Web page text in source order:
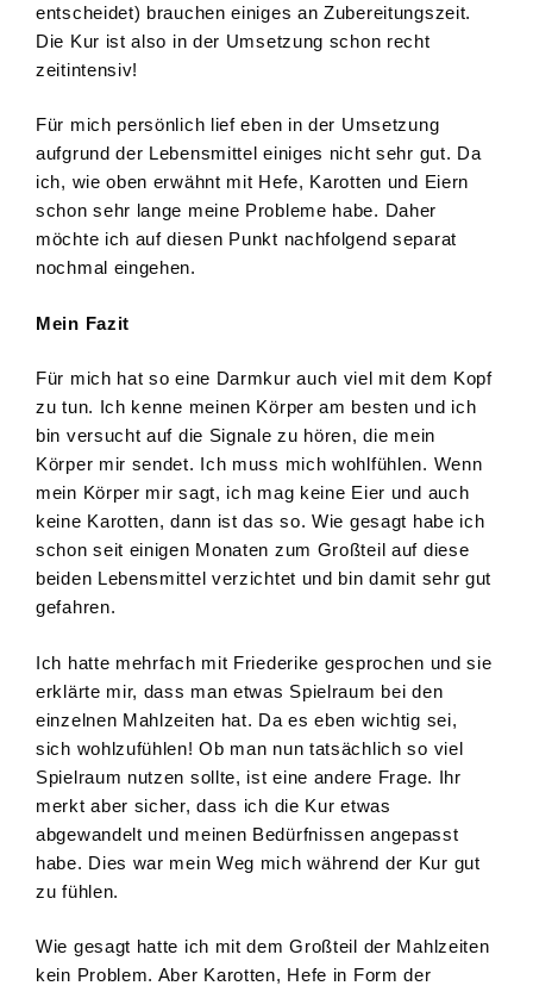
entscheidet) brauchen einiges an Zubereitungszeit.
Die Kur ist also in der Umsetzung schon recht
zeitintensiv!
Für mich persönlich lief eben in der Umsetzung
aufgrund der Lebensmittel einiges nicht sehr gut. Da
ich, wie oben erwähnt mit Hefe, Karotten und Eiern
schon sehr lange meine Probleme habe. Daher
möchte ich auf diesen Punkt nachfolgend separat
nochmal eingehen.
Mein Fazit
Für mich hat so eine Darmkur auch viel mit dem Kopf
zu tun. Ich kenne meinen Körper am besten und ich
bin versucht auf die Signale zu hören, die mein
Körper mir sendet. Ich muss mich wohlfühlen. Wenn
mein Körper mir sagt, ich mag keine Eier und auch
keine Karotten, dann ist das so. Wie gesagt habe ich
schon seit einigen Monaten zum Großteil auf diese
beiden Lebensmittel verzichtet und bin damit sehr gut
gefahren.
Ich hatte mehrfach mit Friederike gesprochen und sie
erklärte mir, dass man etwas Spielraum bei den
einzelnen Mahlzeiten hat. Da es eben wichtig sei,
sich wohlzufühlen! Ob man nun tatsächlich so viel
Spielraum nutzen sollte, ist eine andere Frage. Ihr
merkt aber sicher, dass ich die Kur etwas
abgewandelt und meinen Bedürfnissen angepasst
habe. Dies war mein Weg mich während der Kur gut
zu fühlen.
Wie gesagt hatte ich mit dem Großteil der Mahlzeiten
kein Problem. Aber Karotten, Hefe in Form der